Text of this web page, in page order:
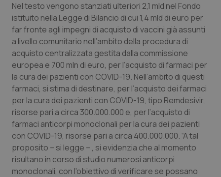
Liguria
Lombardia
Marche
Molise
Piemonte
Provincia Autonoma di Bolzano
Provincia Autonoma di Trento
Disturbi dell’umore
Dolore
Donna & Salute
Epatiti
HIV
Infezioni & Febbre
Ipertensione & Scompenso
Nel testo vengono stanziati ulteriori 2,1 mld nel Fondo
istituito nella Legge di Bilancio di cui 1,4 mld di euro per
far fronte agli impegni di acquisto di vaccini già assunti
a livello comunitario nell’ambito della procedura di
acquisto centralizzata gestita dalla commissione
europea e 700 mln di euro, per l’acquisto di farmaci per
la cura dei pazienti con COVID-19. Nell’ambito di questi
farmaci, si stima di destinare, per l’acquisto dei farmaci
per la cura dei pazienti con COVID-19, tipo Remdesivir,
risorse pari a circa 300.000.000 e, per l’acquisto di
farmaci anticorpi monoclonali per la cura dei pazienti
con COVID-19, risorse pari a circa 400.000.000. “A tal
proposito – si legge – , si evidenzia che al momento
risultano in corso di studio numerosi anticorpi
monoclonali, con l'obiettivo di verificare se possano